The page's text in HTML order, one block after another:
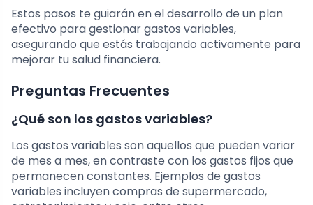
Estos pasos te guiarán en el desarrollo de un plan
efectivo para gestionar gastos variables,
asegurando que estás trabajando activamente para
mejorar tu salud financiera.
Preguntas Frecuentes
¿Qué son los gastos variables?
Los gastos variables son aquellos que pueden variar
de mes a mes, en contraste con los gastos fijos que
permanecen constantes. Ejemplos de gastos
variables incluyen compras de supermercado,